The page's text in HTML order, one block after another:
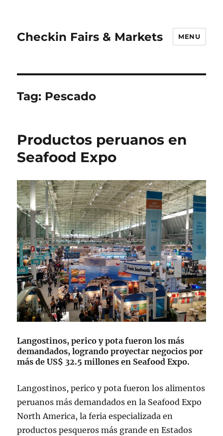
Checkin Fairs & Markets MENU
Tag: Pescado
Productos peruanos en
Seafood Expo
Langostinos, perico y pota fueron los más
demandados, logrando proyectar negocios por
más de US$ 32.5 millones en Seafood Expo.
Langostinos, perico y pota fueron los alimentos
peruanos más demandados en la Seafood Expo
North America, la feria especializada en
productos pesqueros más grande en Estados